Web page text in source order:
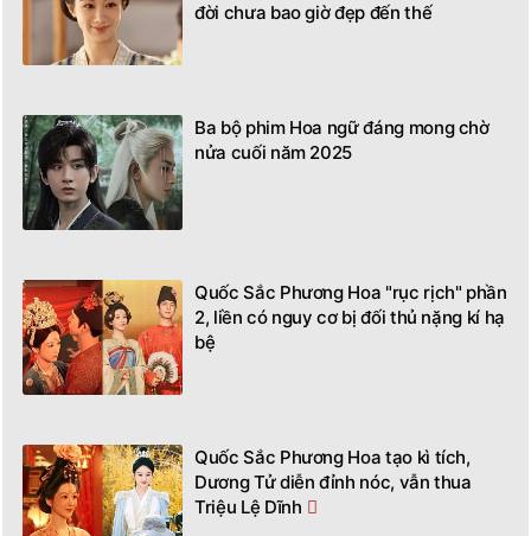
đời chưa bao giờ đẹp đến thế
Ba bộ phim Hoa ngữ đáng mong chờ
nửa cuối năm 2025
Quốc Sắc Phương Hoa "rục rịch" phần
2, liền có nguy cơ bị đối thủ nặng kí hạ
bệ
Quốc Sắc Phương Hoa tạo kì tích,
Dương Tử diễn đỉnh nóc, vẫn thua
Triệu Lệ Dĩnh